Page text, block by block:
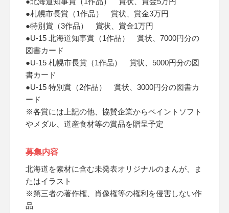
●札幌市長賞（1作品） 賞状、賞金3万円
●特別賞（3作品） 賞状、賞金1万円
●U-15 北海道知事賞（1作品） 賞状、7000円分の
図書カード
●U-15 札幌市長賞（1作品） 賞状、5000円分の図
書カード
●U-15 特別賞（2作品） 賞状、3000円分の図書カ
ード
※各賞には上記の他、協賛企業からペイントソフト
やメダル、道産食材等の賞品を贈呈予定
募集内容
北海道を素材に含む未発表オリジナルのまんが、ま
たはイラスト
※第三者の著作権、肖像権等の権利を侵害しない作
品